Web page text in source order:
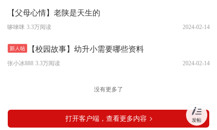
发帖
【父母心情】老陕是天生的
哆唻咪 3.3万阅读 2024-02-14
【校园故事】幼升小需要哪些资料
张小冰888 3.3万阅读 2024-02-14
没有更多了
打开客户端，查看更多内容